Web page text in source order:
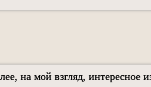
на мой взгляд, интересное